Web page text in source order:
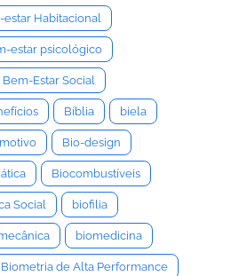
estar Habitacional
estar psicológico
Bem-Estar Social
Bíblia biela
Bio-design
Biocombustíveis
Social biofilia
biomedicina
Biometria de Alta Performance